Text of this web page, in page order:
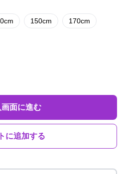
150cm 170cm
画面に進む
に追加する